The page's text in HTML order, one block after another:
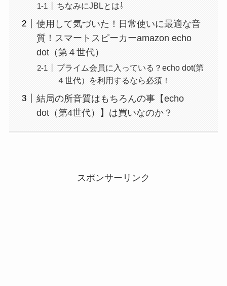
ちなみにJBLとは⇩
使用して気づいた！日常使いに最適な音
質！スマートスピーカーamazon echo
dot（第４世代）
プライム会員に入っている？echo dot(第
４世代）を利用するなら必須！
結局の所音質はもちろんの事【echo
dot（第4世代）】は買いなのか？
スポンサーリンク